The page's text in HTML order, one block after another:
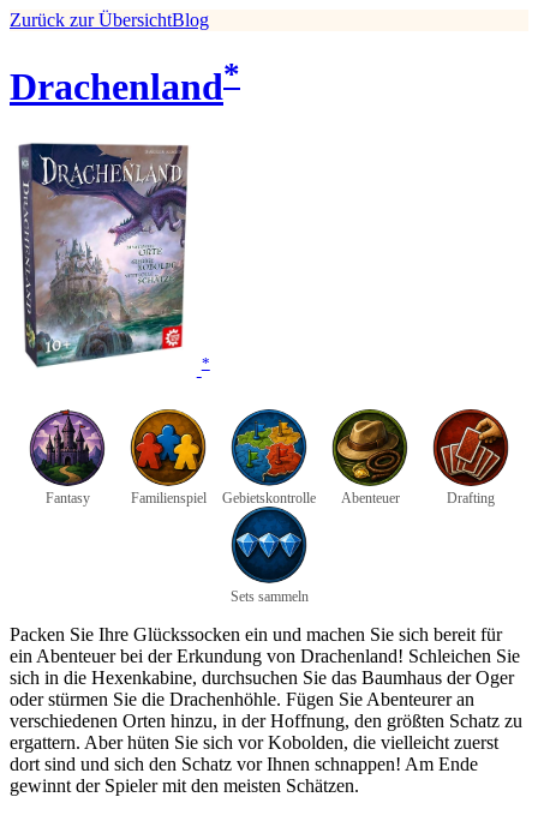
Zurück zur ÜbersichtBlog
Drachenland*
*
Fantasy Familienspiel Gebietskontrolle Abenteuer Drafting
Sets sammeln
Packen Sie Ihre Glückssocken ein und machen Sie sich bereit für
ein Abenteuer bei der Erkundung von Drachenland! Schleichen Sie
sich in die Hexenkabine, durchsuchen Sie das Baumhaus der Oger
oder stürmen Sie die Drachenhöhle. Fügen Sie Abenteurer an
verschiedenen Orten hinzu, in der Hoffnung, den größten Schatz zu
ergattern. Aber hüten Sie sich vor Kobolden, die vielleicht zuerst
dort sind und sich den Schatz vor Ihnen schnappen! Am Ende
gewinnt der Spieler mit den meisten Schätzen.